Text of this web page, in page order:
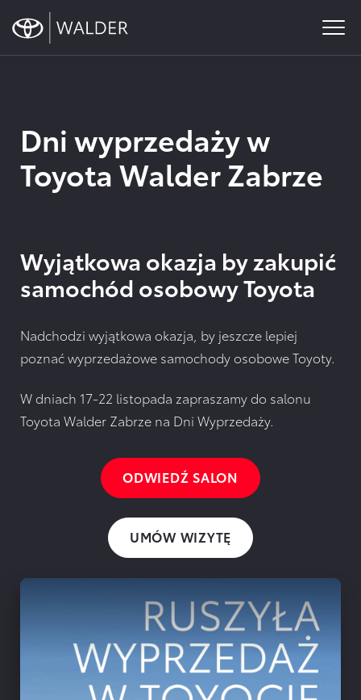
content
Toyota
Toyoty
Szukasz oficjalnego salonu oraz serwisu Toyoty w rejonie
Dni wyprzedaży w
Toyota Walder Zabrze
Wyjątkowa okazja by zakupić
samochód osobowy Toyota
Nadchodzi wyjątkowa okazja, by jeszcze lepiej
poznać wyprzedażowe samochody osobowe Toyoty.
W dniach 17-22 listopada zapraszamy do salonu
Toyota Walder Zabrze na Dni Wyprzedaży.
ODWIEDŹ SALON
UMÓW WIZYTĘ